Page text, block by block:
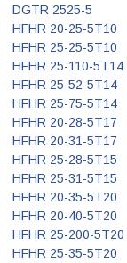
DGTR 2525-5
HFHR 20-25-5T10
HFHR 25-25-5T10
HFHR 25-110-5T14
HFHR 25-52-5T14
HFHR 25-75-5T14
HFHR 20-28-5T17
HFHR 20-31-5T17
HFHR 25-28-5T15
HFHR 25-31-5T15
HFHR 20-35-5T20
HFHR 20-40-5T20
HFHR 25-200-5T20
HFHR 25-35-5T20